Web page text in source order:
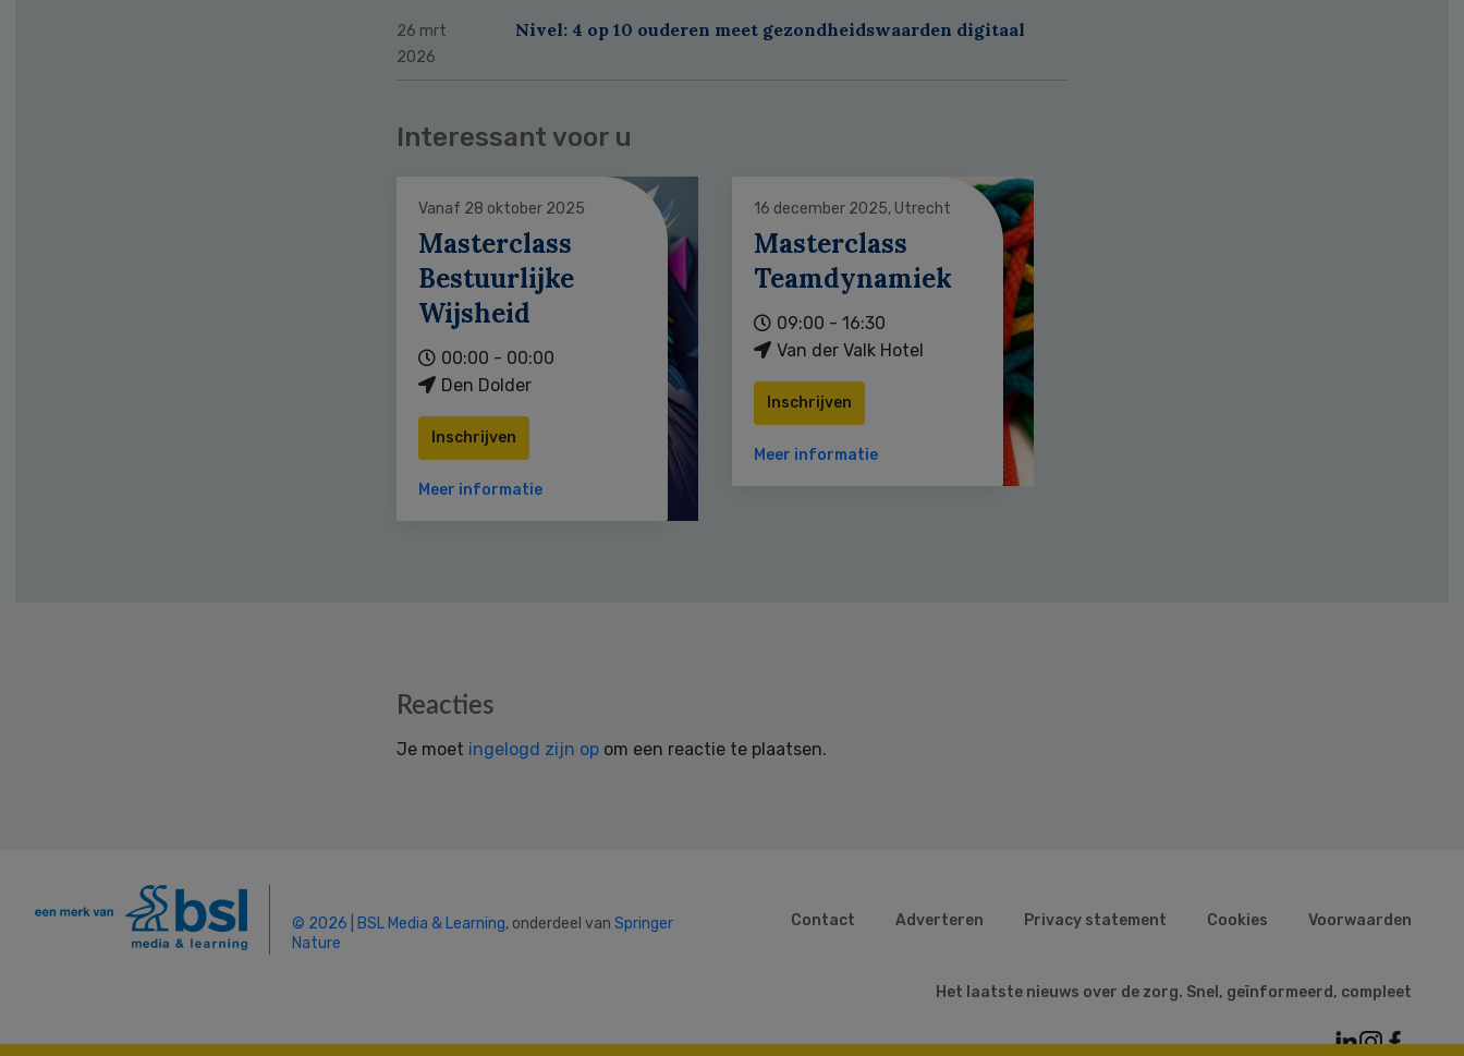
26 mrt
2026
Nivel: 4 op 10 ouderen meet gezondheidswaarden digitaal
Interessant voor u
Vanaf 28 oktober 2025
Masterclass
Bestuurlijke
Wijsheid
00:00 - 00:00
Den Dolder
Inschrijven
Meer informatie
16 december 2025, Utrecht
Masterclass
Teamdynamiek
09:00 - 16:30
Van der Valk Hotel
Inschrijven
Meer informatie
Reacties
Je moet ingelogd zijn op om een reactie te plaatsen.
© 2026 | BSL Media & Learning, onderdeel van Springer
Nature
Contact Adverteren Privacy statement Cookies Voorwaarden
Het laatste nieuws over de zorg. Snel, geïnformeerd, compleet